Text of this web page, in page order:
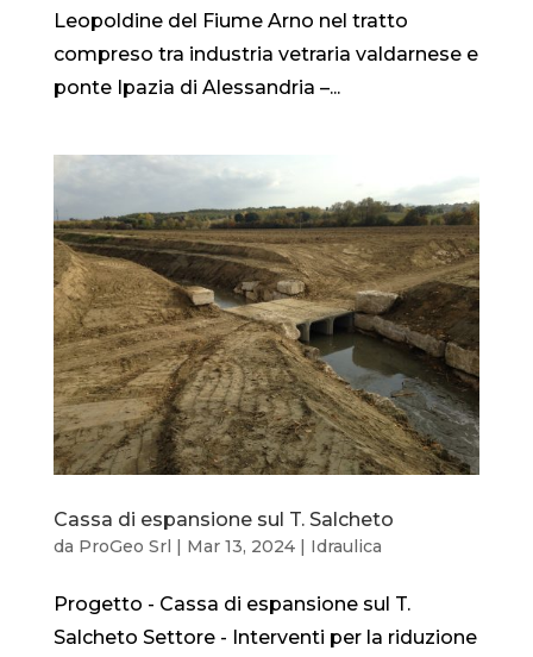
Leopoldine del Fiume Arno nel tratto
compreso tra industria vetraria valdarnese e
ponte Ipazia di Alessandria –...
Cassa di espansione sul T. Salcheto
da ProGeo Srl | Mar 13, 2024| Idraulica
Progetto - Cassa di espansione sul T.
Salcheto Settore - Interventi per la riduzione